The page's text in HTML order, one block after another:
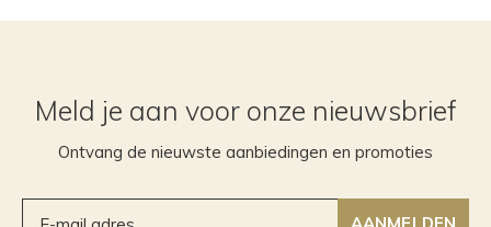
Meld je aan voor onze nieuwsbrief
Ontvang de nieuwste aanbiedingen en promoties